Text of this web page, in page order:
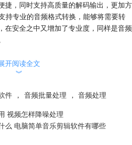
捷，同时支持高质量的解码输出，更加方
持专业的音频格式转换，能够将需要转
在安全之中又增加了专业度，同样是音频
频处理软件，同时支持多种不同的音频
的转录格式输出，达到更加精准的音频数
时还能够提高音频格式的质量，在音频
睐。
件各有优势，个人觉得Goldwave好一
开阅读全文
︾
件 ， 音频批量处理 ， 音频处理
视频怎样降噪处理
么 电脑简单音乐剪辑软件有哪些